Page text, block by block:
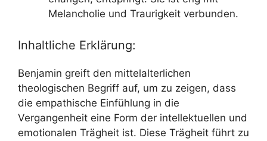
Melancholie und Traurigkeit verbunden.
Inhaltliche Erklärung:
Benjamin greift den mittelalterlichen
theologischen Begriff auf, um zu zeigen, dass
die empathische Einfühlung in die
Vergangenheit eine Form der intellektuellen und
emotionalen Trägheit ist. Diese Trägheit führt zu